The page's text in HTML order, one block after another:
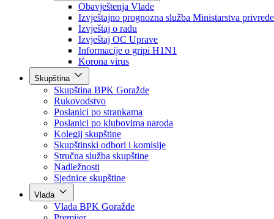
Dnevni izvještaj MUP-a
Obavještenja i izvještaji
Obavještenja Vlade
Izvještajno prognozna služba Ministarstva privrede
Izvještaj o radu
Izvještaj OC Uprave
Informacije o gripi H1N1
Korona virus
Skupština
Skupština BPK Goražde
Rukovodstvo
Poslanici po strankama
Poslanici po klubovima naroda
Kolegij skupštine
Skupštinski odbori i komisije
Stručna služba skupštine
Nadležnosti
Sjednice skupštine